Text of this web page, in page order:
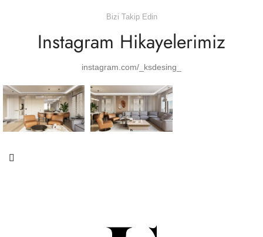
Bizi Takip Edin
Instagram Hikayelerimiz
instagram.com/_ksdesing_